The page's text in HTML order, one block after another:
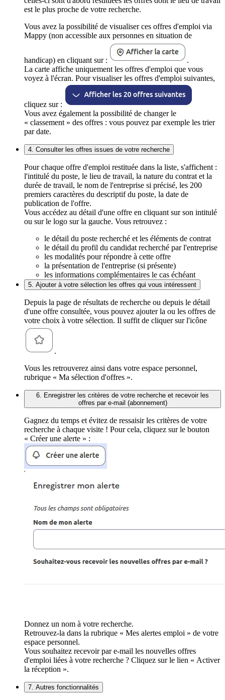
est le plus proche de votre recherche.
Vous avez la possibilité de visualiser ces offres d'emploi via
Mappy (non accessible aux personnes en situation de
handicap) en cliquant sur :
.
La carte affiche uniquement les offres d'emploi que vous
voyez à l'écran. Pour visualiser les offres d'emploi suivantes,
cliquez sur :
Vous avez également la possibilité de changer le
« classement » des offres : vous pouvez par exemple les trier
par date.
4. Consulter les offres issues de votre recherche
Pour chaque offre d'emploi restituée dans la liste, s'affichent :
l'intitulé du poste, le lieu de travail, la nature du contrat et la
durée de travail, le nom de l'entreprise si précisé, les 200
premiers caractères du descriptif du poste, la date de
publication de l'offre.
Vous accédez au détail d'une offre en cliquant sur son intitulé
ou sur le logo sur la gauche. Vous retrouvez :
le détail du poste recherché et les éléments de contrat
le détail du profil du candidat recherché par l'entreprise
les modalités pour répondre à cette offre
la présentation de l'entreprise (si présente)
les informations complémentaires le cas échéant
5. Ajouter à votre sélection les offres qui vous intéressent
Depuis la page de résultats de recherche ou depuis le détail
d'une offre consultée, vous pouvez ajouter la ou les offres de
votre choix à votre sélection. Il suffit de cliquer sur l'icône
.
Vous les retrouverez ainsi dans votre espace personnel,
rubrique « Ma sélection d'offres ».
6. Enregistrer les critères de votre recherche et recevoir les
offres par e-mail (abonnement)
Gagnez du temps et évitez de ressaisir les critères de votre
recherche à chaque visite ! Pour cela, cliquez sur le bouton
« Créer une alerte » :
Donnez un nom à votre recherche.
Retrouvez-la dans la rubrique « Mes alertes emploi » de votre
espace personnel.
Vous souhaitez recevoir par e-mail les nouvelles offres
d'emploi liées à votre recherche ? Cliquez sur le lien « Activer
la réception ».
7. Autres fonctionnalités